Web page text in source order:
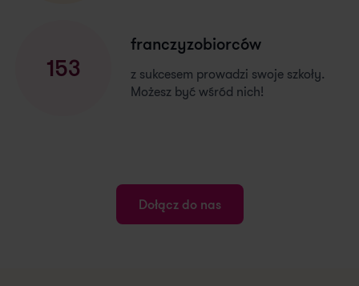
153
franczyzobiorców
z sukcesem prowadzi swoje szkoły.
Możesz być wśród nich!
Dołącz do nas